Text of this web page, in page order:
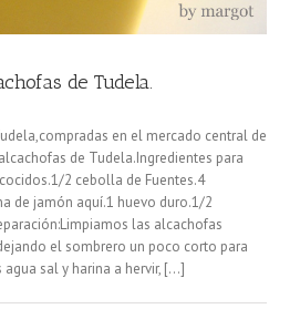
de Tudela.
en el mercado central de
de Tudela.Ingredientes para
2 cebolla de Fuentes.4
de jamón aquí.1 huevo duro.1/2
las alcachofas
el sombrero un poco corto para
sal y harina a hervir, [...]